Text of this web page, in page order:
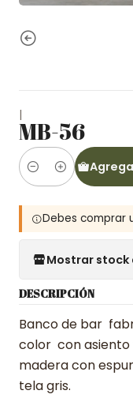
|
MB-56
Cantidad
Debes comprar
Mostrar stock
DESCRIPCIÓN
Banco de bar
color con asiento
madera con
tela gris.